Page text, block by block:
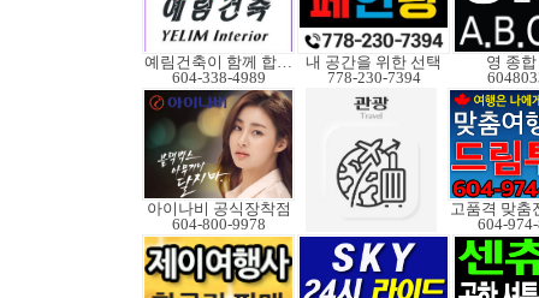
예림건축이 함께 합니다
604-338-4989
내 공간을 위한 선택
778-230-7394
영 종
아이나비 공식장착점
604-800-9978
604-